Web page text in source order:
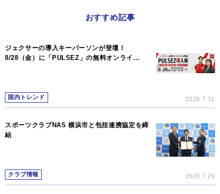
おすすめ記事
ジェクサーの導入キーパーソンが登壇！
8/28（金）に「PULSEZ」の無料オンライ…
国内トレンド 2026.7.31
スポーツクラブNAS 横浜市と包括連携協定を締
結
クラブ情報 2026.7.29